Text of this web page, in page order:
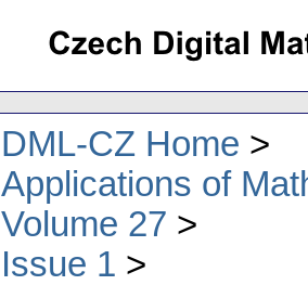
DML-CZ Home
Applications of
Volume 27
Issue 1